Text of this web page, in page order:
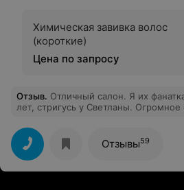
Химическая завивка волос
(короткие)
Цена по запросу
Отзыв. Отличный салон. Я их
лет, стригусь у Светланы. Огромное
что все будет как всегда отменно.
переезда в другой город осталась
парикмахеру) Вот теперь
постричься. А не давно решила и
Ему так понравилась стрижка, что
Отзывы59